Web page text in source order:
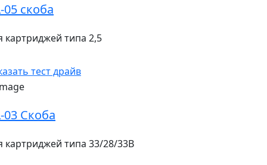
05 скоба
картриджей типа 2,5
тест драйв
03 Скоба
картриджей типа 33/28/33В